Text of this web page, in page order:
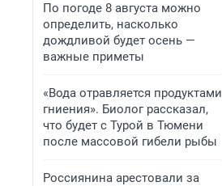
По погоде 8 августа можно
определить, насколько
дождливой будет осень —
важные приметы
«Вода отравляется продуктами
гниения». Биолог рассказал,
что будет с Турой в Тюмени
после массовой гибели рыбы
Россиянина арестовали за